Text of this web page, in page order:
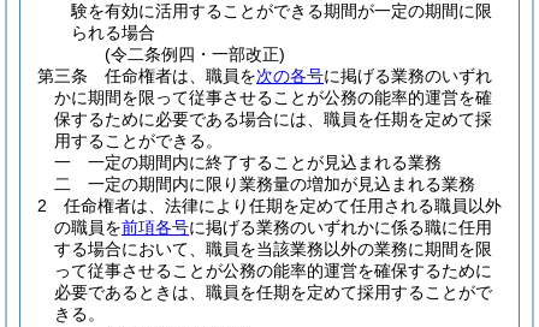
験を有効に活用することができる期間が一定の期間に限
られる場合
(令二条例四・一部改正)
第三条
任命権者は、職員を次の各号に掲げる業務のいずれ
かに期間を限って従事させることが公務の能率的運営を確
保するために必要である場合には、職員を任期を定めて採
用することができる。
一
一定の期間内に終了することが見込まれる業務
二
一定の期間内に限り業務量の増加が見込まれる業務
2
任命権者は、法律により任期を定めて任用される職員以外
の職員を前項各号に掲げる業務のいずれかに係る職に任用
する場合において、職員を当該業務以外の業務に期間を限
って従事させることが公務の能率的運営を確保するために
必要であるときは、職員を任期を定めて採用することがで
きる。